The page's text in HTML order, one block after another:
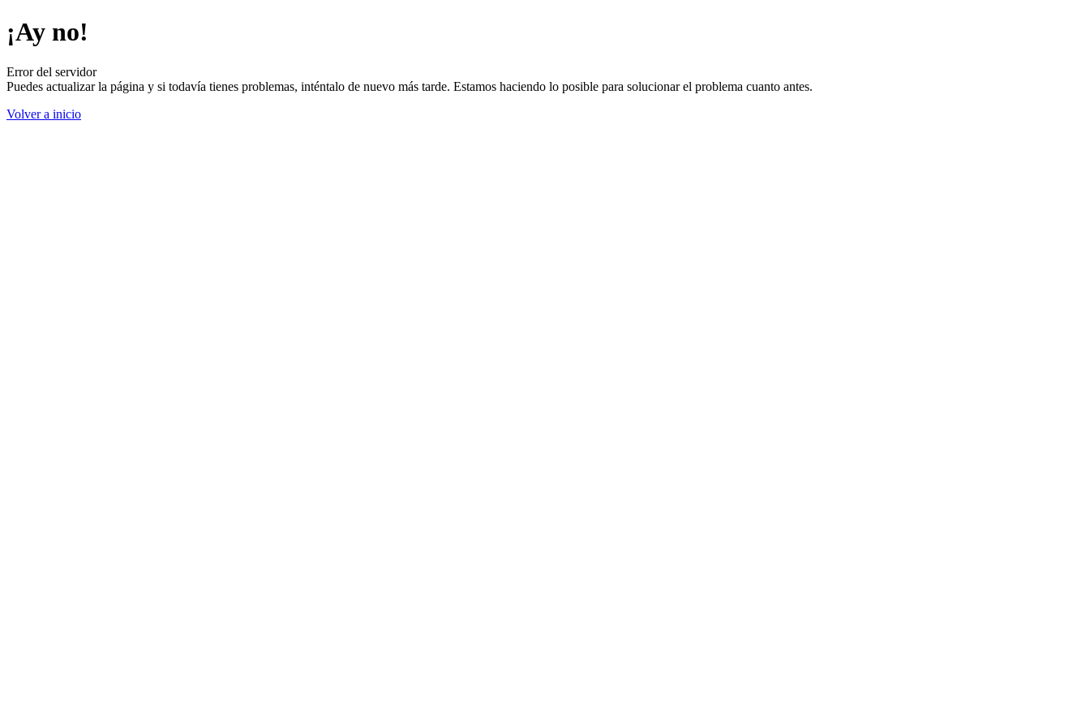
¡Ay no!
Error del servidor
Puedes actualizar la página y si todavía tienes problemas, inténtalo de nuevo más tarde. Estamos haciendo lo posible para solucionar el problema cuanto antes.
Volver a inicio